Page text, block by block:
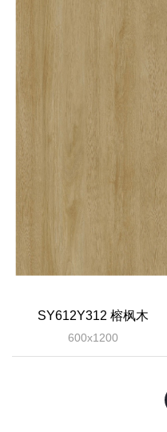
SY612Y312 榕枫木
600x1200